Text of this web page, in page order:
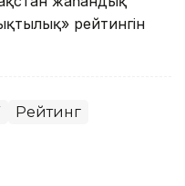
рейтингін
Рейтинг